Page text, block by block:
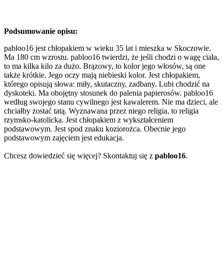
Podsumowanie opisu:
pabloo16 jest chłopakiem w wieku 35 lat i mieszka w Skoczowie.
Ma 180 cm wzrostu. pabloo16 twierdzi, że jeśli chodzi o wagę ciała,
to ma kilka kilo za dużo. Brązowy, to kolor jego włosów, są one
także krótkie. Jego oczy mają niebieski kolor. Jest chłopakiem,
którego opisują słowa: miły, skutaczny, zadbany. Lubi chodzić na
dyskoteki. Ma obojętny stosunek do palenia papierosów. pabloo16
według swojego stanu cywilnego jest kawalerem. Nie ma dzieci, ale
chciałby zostać tatą. Wyznawana przez niego religia, to religia
rzymsko-katolicka. Jest chłopakiem z wykształceniem
podstawowym. Jest spod znaku koziorożca. Obecnie jego
podstawowym zajęciem jest edukacja.
Chcesz dowiedzieć się więcej? Skontaktuj się z pabloo16.